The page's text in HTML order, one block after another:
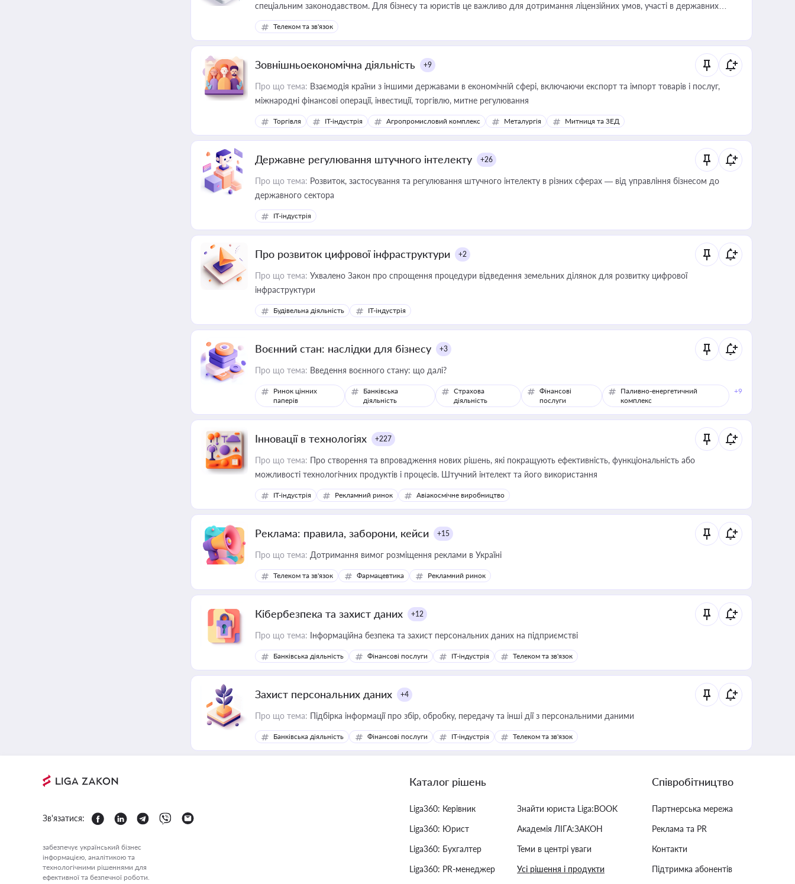
спеціальним законодавством. Для бізнесу та юристів це важливо для дотримання ліцензійних умов, участі в державних
реєстрах і забезпечення прав споживачів.
Телеком та зв'язок
Зовнішньоекономічна діяльність +9
Про що тема: Взаємодія країни з іншими державами в економічній сфері, включаючи експорт та імпорт товарів і послуг,
міжнародні фінансові операції, інвестиції, торгівлю, митне регулювання
Торгівля IT-індустрія Агропромисловий комплекс Металургія Митниця та ЗЕД
Державне регулювання штучного інтелекту +26
Про що тема: Розвиток, застосування та регулювання штучного інтелекту в різних сферах — від управління бізнесом до
державного сектора
IT-індустрія
Про розвиток цифрової інфраструктури +2
Про що тема: Ухвалено Закон про спрощення процедури відведення земельних ділянок для розвитку цифрової
інфраструктури
Будівельна діяльність IT-індустрія
Воєнний стан: наслідки для бізнесу +3
Про що тема: Введення воєнного стану: що далі?
Ринок цінних
паперів
Банківська
діяльність
Страхова
діяльність
Фінансові
послуги
Паливно-енергетичний
комплекс
+9
Інновації в технологіях +227
Про що тема: Про створення та впровадження нових рішень, які покращують ефективність, функціональність або
можливості технологічних продуктів і процесів. Штучний інтелект та його використання
IT-індустрія Рекламний ринок Авіакосмічне виробництво
Реклама: правила, заборони, кейси +15
Про що тема: Дотримання вимог розміщення реклами в Україні
Телеком та зв'язок Фармацевтика Рекламний ринок
Кібербезпека та захист даних +12
Про що тема: Інформаційна безпека та захист персональних даних на підприємстві
Банківська діяльність Фінансові послуги IT-індустрія Телеком та зв'язок
Захист персональних даних +4
Про що тема: Підбірка інформації про збір, обробку, передачу та інші дії з персональними даними
Банківська діяльність Фінансові послуги IT-індустрія Телеком та зв'язок
Зв'язатися:
забезпечує український бізнес
інформацією, аналітикою та
технологічними рішеннями для
ефективної та безпечної роботи.
Каталог рішень
Liga360: Керівник
Liga360: Юрист
Liga360: Бухгалтер
Liga360: PR-менеджер
Знайти юриста Liga:BOOK
Академія ЛІГА:ЗАКОН
Теми в центрі уваги
Усі рішення і продукти
Співробітництво
Партнерська мережа
Реклама та PR
Контакти
Підтримка абонентів